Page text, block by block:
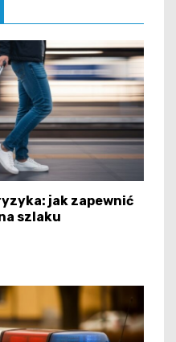
jak zapewnić
szlaku